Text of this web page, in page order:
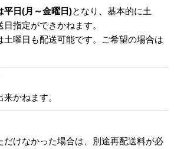
平日(月～金曜日)となり、基本的に土
指定ができかねます。
曜日も配送可能です。ご希望の場合は
かねます。
だけなかった場合は、別途再配送料が必